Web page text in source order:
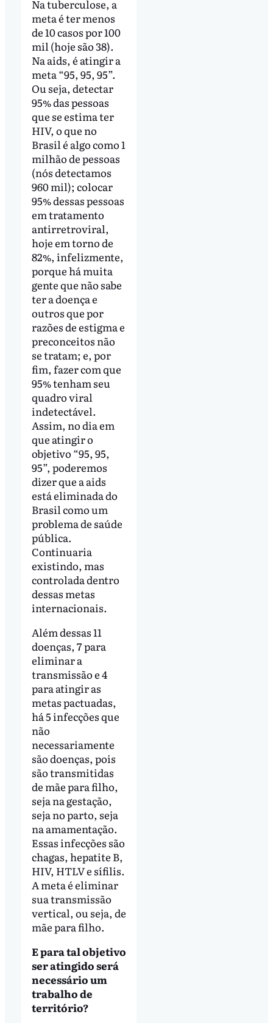
Na tuberculose, a
meta é ter menos
de 10 casos por 100
mil (hoje são 38).
Na aids, é atingir a
meta “95, 95, 95”.
Ou seja, detectar
95% das pessoas
que se estima ter
HIV, o que no
Brasil é algo como 1
milhão de pessoas
(nós detectamos
960 mil); colocar
95% dessas pessoas
em tratamento
antirretroviral,
hoje em torno de
82%, infelizmente,
porque há muita
gente que não sabe
ter a doença e
outros que por
razões de estigma e
preconceitos não
se tratam; e, por
fim, fazer com que
95% tenham seu
quadro viral
indetectável.
Assim, no dia em
que atingir o
objetivo “95, 95,
95”, poderemos
dizer que a aids
está eliminada do
Brasil como um
problema de saúde
pública.
Continuaria
existindo, mas
controlada dentro
dessas metas
internacionais.
Além dessas 11
doenças, 7 para
eliminar a
transmissão e 4
para atingir as
metas pactuadas,
há 5 infecções que
não
necessariamente
são doenças, pois
são transmitidas
de mãe para filho,
seja na gestação,
seja no parto, seja
na amamentação.
Essas infecções são
chagas, hepatite B,
HIV, HTLV e sífilis.
A meta é eliminar
sua transmissão
vertical, ou seja, de
mãe para filho.
E para tal objetivo
ser atingido será
necessário um
trabalho de
território?